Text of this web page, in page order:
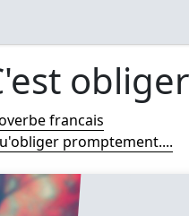
francais
promptement....